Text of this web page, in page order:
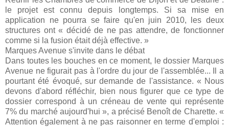
le projet est connu depuis longtemps. Si sa mise en
application ne pourra se faire qu'en juin 2010, les deux
structures ont « décidé de ne pas attendre, de fonctionner
comme si la fusion était déjà effective. »
Marques Avenue s'invite dans le débat
Dans toutes les bouches en ce moment, le dossier Marques
Avenue ne figurait pas à l'ordre du jour de l'assemblée... Il a
pourtant été évoqué, sur demande de l'assistance. « Nous
devons d'abord réfléchir, bien nous figurer que ce type de
dossier correspond à un créneau de vente qui représente
7% du marché aujourd'hui », a précisé Benoît de Charette. «
Attention également à ne pas raisonner en terme d'emploi :